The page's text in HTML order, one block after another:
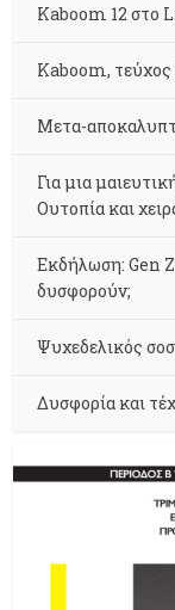
Kaboom 12 στο
Kaboom, τεύχος
Μετα-
Για μια
Ουτοπία και
Εκδήλωση: Gen
δυσφορούν;
Ψυχεδελικός
Δυσφορία και